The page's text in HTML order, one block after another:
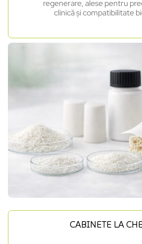
regenerare, alese pentru
clinică și compatibilitate
CABINETE LA